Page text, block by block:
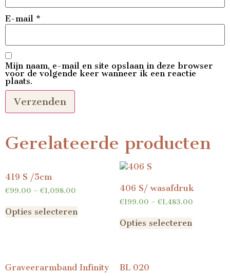
E-mail *
Mijn naam, e-mail en site opslaan in deze browser
voor de volgende keer wanneer ik een reactie
plaats.
Gerelateerde producten
419 S /5cm
€99.00 – €1,098.00
Opties selecteren
406 S/ wasafdruk
€199.00 – €1,483.00
Opties selecteren
Graveerarmband Infinity BL 020